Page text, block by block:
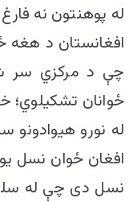
له پوهنتون نه
افغانستان د هغه
ځوانان تشکيلوي؛
له نورو هيوادونو
افغان ځوان نسل
نسل دی چې له